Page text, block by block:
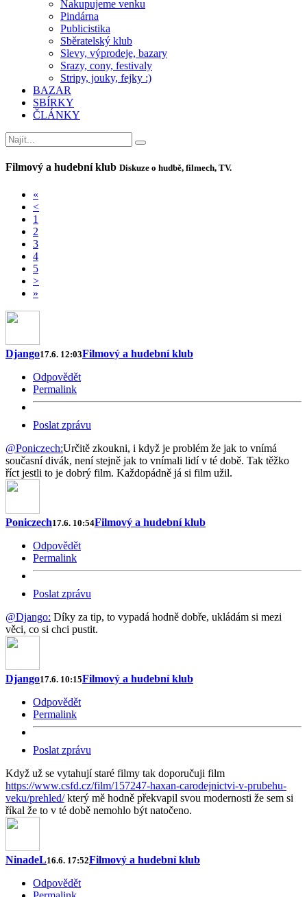
Nakupujeme venku
Pindárna
Publicistika
Sběratelský klub
Slevy, výprodeje, bazary
Srazy, cony, festivaly
Stripy, jouky, fejky :)
BAZAR
SBÍRKY
ČLÁNKY
Filmový a hudební klub Diskuze o hudbě, filmech, TV.
«
<
1
2
3
4
5
>
»
Django17.6. 12:03Filmový a hudební klub
Odpovědět
Permalink
Poslat zprávu
@Poniczech:Určitě zkoukni, i když je problém že jak to vnímá
současní divák, není stejně jak to vnímali lidí v té době. Tak těžko
říct jestli to je dobrý film. Každopádně já si film užil.
Poniczech17.6. 10:54Filmový a hudební klub
Odpovědět
Permalink
Poslat zprávu
@Django: Díky za tip, to vypadá hodně dobře, ukládám si mezi
věci, co si chci pustit.
Django17.6. 10:15Filmový a hudební klub
Odpovědět
Permalink
Poslat zprávu
Když už se vytahují staré filmy tak doporučuji film
https://www.csfd.cz/film/157247-haxan-carodejnictvi-v-prubehu-
veku/prehled/který mě hodně překvapil svou modernosti že sem si
říkal že to v té době nemohlo být natočeno.
NinadeL16.6. 17:52Filmový a hudební klub
Odpovědět